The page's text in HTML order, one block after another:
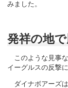
みました。
発祥の地で
このような見事な
イーグルスの反撃
ダイナボアーズ